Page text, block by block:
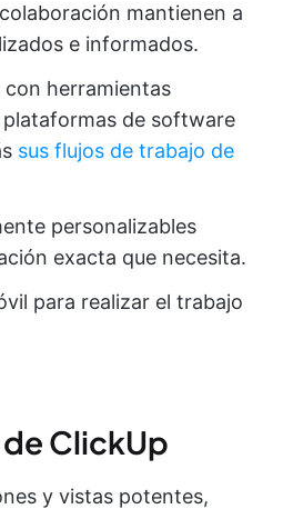
mantienen a
e informados.
herramientas
de software
sus flujos de trabajo de
personalizables
exacta que necesita.
para realizar el trabajo
ClickUp
y vistas potentes,